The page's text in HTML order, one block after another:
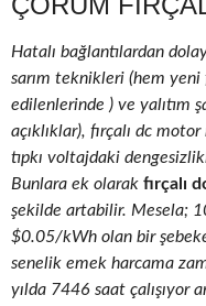
Hatalı bağlantılardan
sarım teknikleri (hem yeni
edilenlerinde ) ve yalıtım
açıklıklar), fırçalı dc
tıpkı voltajdaki
Bunlara ek olarak fırçalı
şekilde artabilir. Mesela;
$0.05/kWh olan bir
senelik emek harcama
yılda 7446 saat çalışıyor